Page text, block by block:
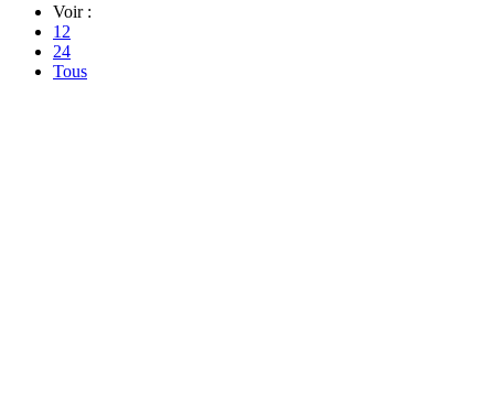
Voir :
12
24
Tous